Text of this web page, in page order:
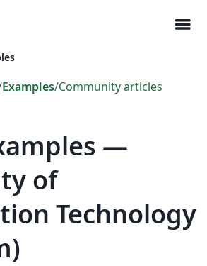
menu
Examples/Community articles
—
of
Technology